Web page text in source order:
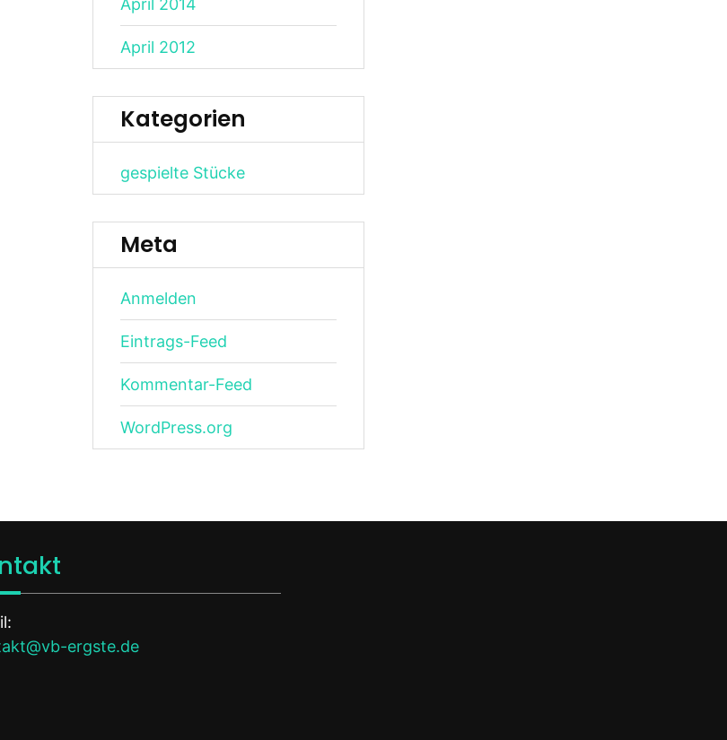
April 2014
April 2012
Kategorien
gespielte Stücke
Meta
Anmelden
Eintrags-Feed
Kommentar-Feed
WordPress.org
ergste.de